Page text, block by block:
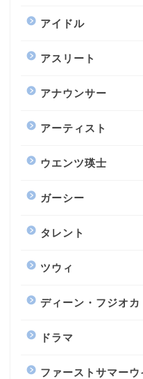
アイドル
アスリート
アナウンサー
アーティスト
ウエンツ瑛士
ガーシー
タレント
ツウィ
ディーン・フジオカ
ドラマ
ファーストサマーウ